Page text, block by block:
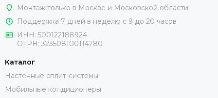
Монтаж только в Москве и Московской области!
Поддержка 7 дней в неделю с 9 до 20 часов
ИНН: 500122188924
ОГРН: 323508100114780
Каталог
Настенные сплит-системы
Мобильные кондиционеры